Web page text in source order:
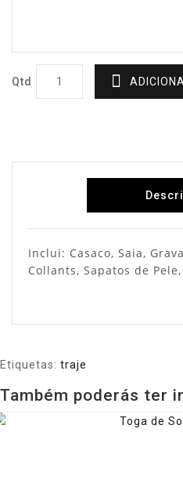
Qtd
Inclui: Casaco, Saia,
Collants, Sapatos de
Etiquetas: traje
Também poderás ter